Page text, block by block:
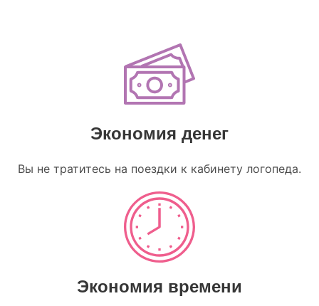
Экономия денег
Вы не тратитесь на поездки к кабинету логопеда.
Экономия времени